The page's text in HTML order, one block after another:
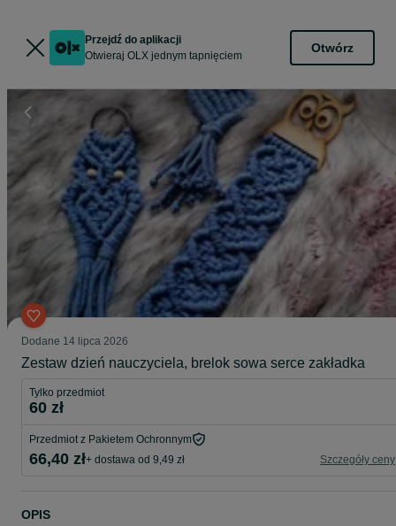
Przejdź do aplikacji
Otwieraj OLX jednym tapnięciem
Otwórz
Dodane 14 lipca 2026
Zestaw dzień nauczyciela, brelok sowa serce zakładka
Tylko przedmiot
60 zł
Przedmiot z Pakietem Ochronnym
66,40 zł+ dostawa od 9,49 zł Szczegóły ceny
OPIS